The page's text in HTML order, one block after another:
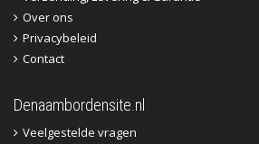
Over ons
Privacybeleid
Contact
Denaambordensite.nl
Veelgestelde vragen